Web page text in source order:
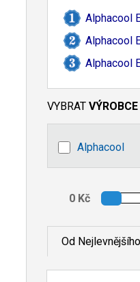
Alphacool
Alphacool
Alphacool
VYBRAT VÝROBCE
Alphacool
Od Nejlevnějšího